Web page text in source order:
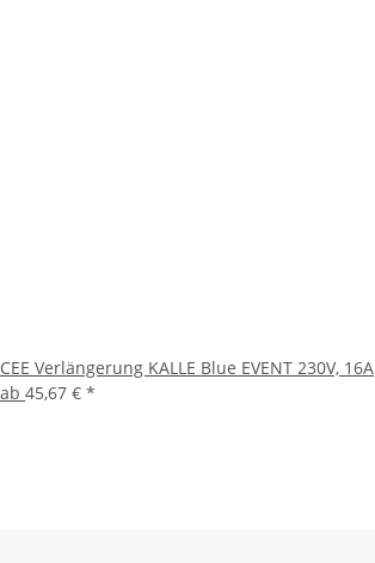
CEE Verlängerung KALLE Blue EVENT 230V, 16A
ab 45,67 € *